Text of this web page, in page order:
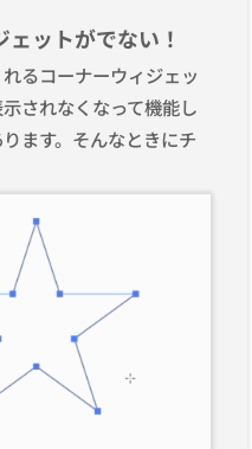
ットがでない！
るコーナーウィジェッ
されなくなって機能し
ます。そんなときにチ